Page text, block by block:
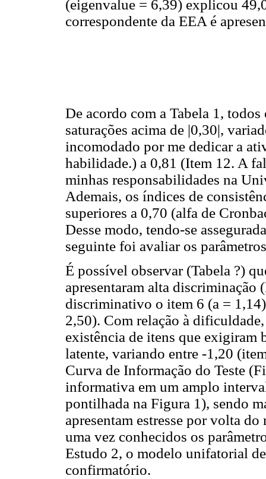
(eigenvalue = 6,39) explicou
correspondente da EEA é
De acordo com a Tabela 1,
saturações acima de |0,30|,
incomodado por me dedicar a
habilidade.) a 0,81 (Item 12. A
minhas responsabilidades na
Ademais, os índices de
superiores a 0,70 (alfa de
Desse modo, tendo-se
seguinte foi avaliar os
É possível observar (Tabela ?)
apresentaram alta
discriminativo o item 6 (a =
2,50). Com relação à
existência de itens que exigiram
latente, variando entre -1,20
Curva de Informação do Teste
informativa em um amplo
pontilhada na Figura 1), sendo
apresentam estresse por volta
uma vez conhecidos os
Estudo 2, o modelo unifatorial
confirmatório.